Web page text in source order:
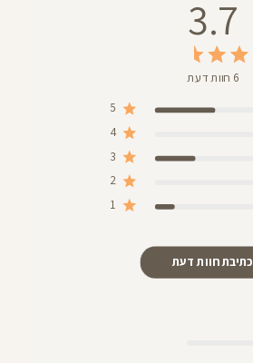
3.7
6 חוות דעת
5
4
3
2
1
כתיבת חוות דעת